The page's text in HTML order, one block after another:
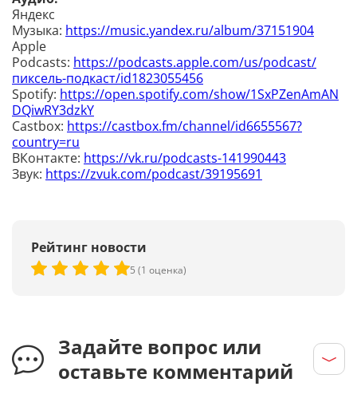
Яндекс
Музыка: https://music.yandex.ru/album/37151904
Apple
Podcasts: https://podcasts.apple.com/us/podcast/
пиксель-подкаст/id1823055456
Spotify: https://open.spotify.com/show/1SxPZenAmAN
DQiwRY3dzkY
Castbox: https://castbox.fm/channel/id6655567?
country=ru
ВКонтакте: https://vk.ru/podcasts-141990443
Звук: https://zvuk.com/podcast/39195691
Рейтинг новости
5 (1 оценка)
Задайте вопрос или
оставьте комментарий